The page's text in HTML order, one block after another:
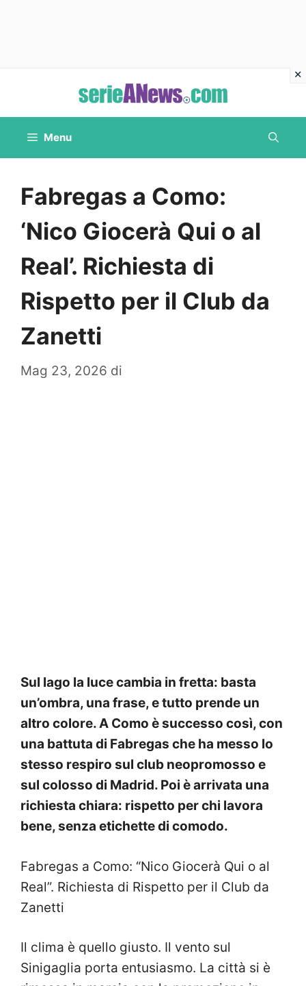
contenuto
Menu
Fabregas a Como:
‘Nico Giocerà Qui o al
Real’. Richiesta di
Rispetto per il Club da
Zanetti
Mag 23, 2026 di
Sul lago la luce cambia in fretta: basta
un’ombra, una frase, e tutto prende un
altro colore. A Como è successo così, con
una battuta di Fabregas che ha messo lo
stesso respiro sul club neopromosso e
sul colosso di Madrid. Poi è arrivata una
richiesta chiara: rispetto per chi lavora
bene, senza etichette di comodo.
Fabregas a Como: “Nico Giocerà Qui o al
Real”. Richiesta di Rispetto per il Club da
Zanetti
Il clima è quello giusto. Il vento sul
Sinigaglia porta entusiasmo. La città si è